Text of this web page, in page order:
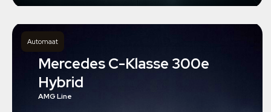
Automaat
Mercedes C-Klasse 300e
Hybrid
AMG Line